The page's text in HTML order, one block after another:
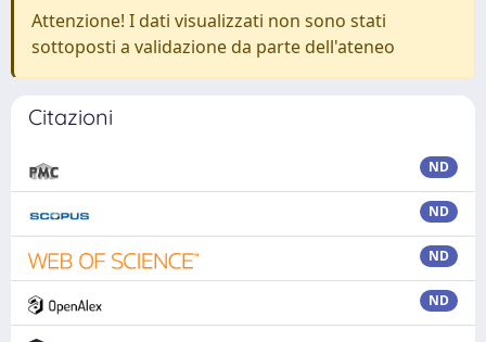
Attenzione! I dati visualizzati non sono stati
sottoposti a validazione da parte dell'ateneo
Citazioni
ND
ND
ND
ND